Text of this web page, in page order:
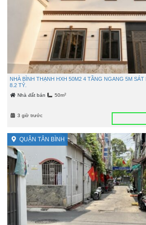
NHÀ BÌNH THẠNH HXH 50M2 4 TẦNG NGANG 5M
8.2 TỶ.
Nhà đất bán 50m2
3 giờ trước
QUẬN TÂN BÌNH